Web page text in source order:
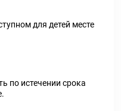
для детей месте
по истечении срока